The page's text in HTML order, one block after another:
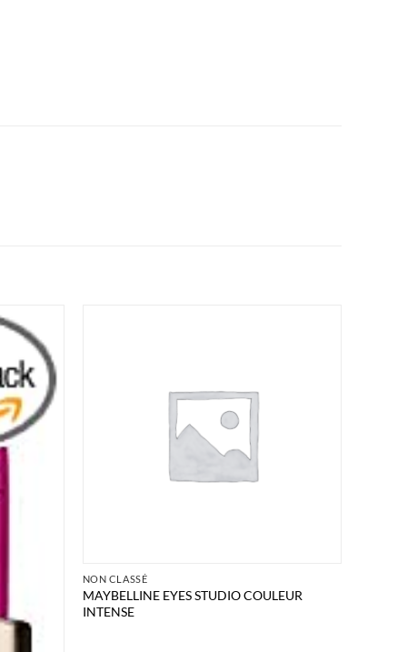
NON CLASSÉ
MAYBELLINE EYES STUDIO COULEUR
INTENSE